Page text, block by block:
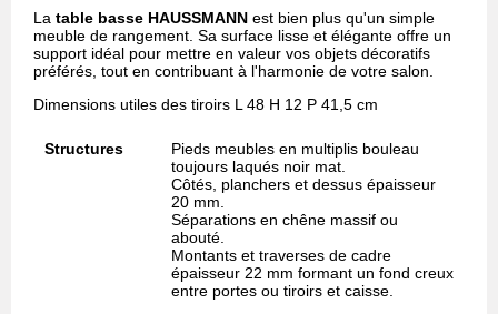
La table basse HAUSSMANN est bien plus qu'un simple
meuble de rangement. Sa surface lisse et élégante offre un
support idéal pour mettre en valeur vos objets décoratifs
préférés, tout en contribuant à l'harmonie de votre salon.
Dimensions utiles des tiroirs L 48 H 12 P 41,5 cm
Structures
Pieds meubles en multiplis bouleau
toujours laqués noir mat.
Côtés, planchers et dessus épaisseur
20 mm.
Séparations en chêne massif ou
abouté.
Montants et traverses de cadre
épaisseur 22 mm formant un fond creux
entre portes ou tiroirs et caisse.